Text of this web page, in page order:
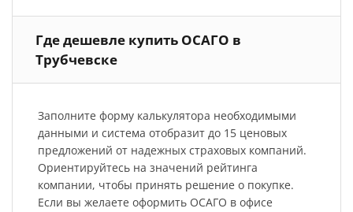
Где дешевле купить ОСАГО в
Трубчевске
Заполните форму калькулятора необходимыми
данными и система отобразит до 15 ценовых
предложений от надежных страховых компаний.
Ориентируйтесь на значений рейтинга
компании, чтобы принять решение о покупке.
Если вы желаете оформить ОСАГО в офисе